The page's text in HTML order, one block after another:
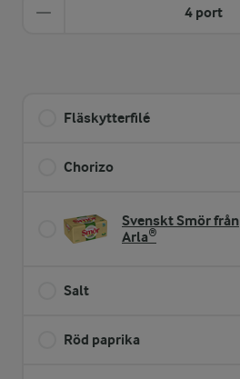
4 port
Fläskytterfilé
Chorizo
Svenskt Smör från
Arla®
Salt
Röd paprika